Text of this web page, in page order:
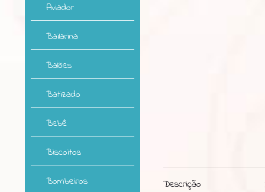
Descrição
Aviador
Bailarina
Balões
Batizado
Bebê
Biscoitos
Bombeiros